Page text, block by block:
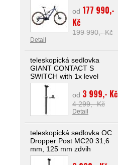
od 177 990,-
Kč
199 990,- Kč
Detail
teleskopická sedlovka
GIANT CONTACT S
SWITCH with 1x level
od 3 999,- Kč
4 299,- Kč
Detail
teleskopická sedlovka OC
Dropper Post MC20 31,6
mm, 125 mm zdvih